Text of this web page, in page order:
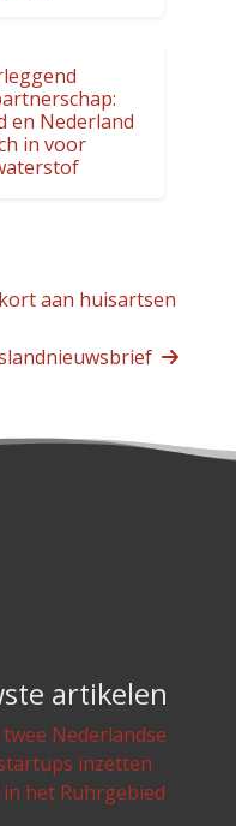
en Nederland
in voor
aan huisartsen
artikelen
Nederlandse
inzetten
het Ruhrgebied